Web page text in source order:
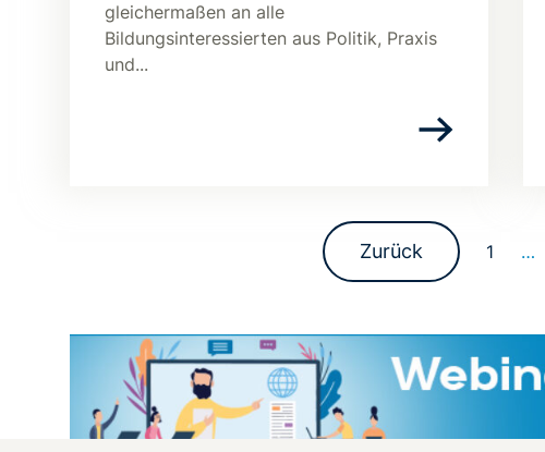
gleichermaßen an alle
Bildungsinteressierten aus Politik, Praxis
und...
Zurück 1 …